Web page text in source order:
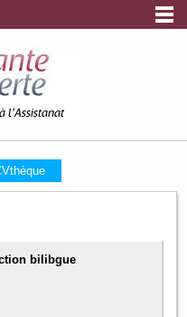
l'Assistanat
bilibgue